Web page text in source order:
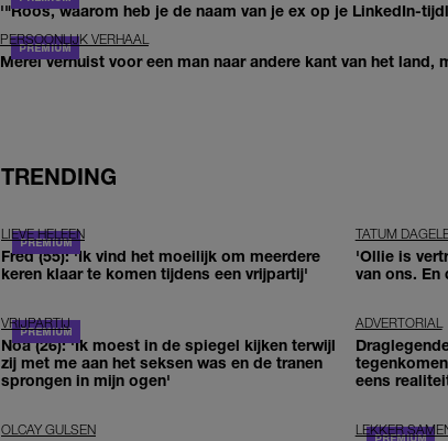
'"Roos, waarom heb je de naam van je ex op je LinkedIn-
PERSOONLIJK VERHAAL
Merel verhuist voor een man naar andere kant van het
TRENDING
LIEVE HELEEN
Fred (55): 'Ik vind het moeilijk om meerdere
keren klaar te komen tijdens een vrijpartij'
TATUM
'Ollie is
van ons. En
VRIJPARTIJ
Noa (26): 'Ik moest in de spiegel kijken terwijl
zij met me aan het seksen was en de tranen
sprongen in mijn ogen'
ADVERTORIAL
eens
OLCAY GULSEN LEKKER